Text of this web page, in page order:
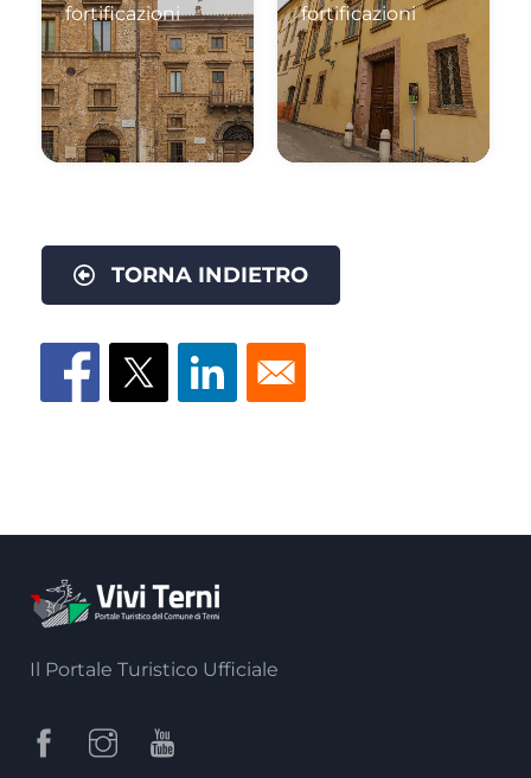
fortificazioni
fortificazioni
TORNA INDIETRO
Il Portale Turistico Ufficiale